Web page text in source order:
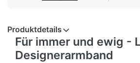
Produktdetails
Für immer und ewig -
Designerarmband